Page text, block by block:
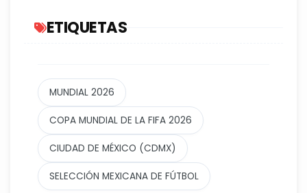
ETIQUETAS
MUNDIAL 2026
COPA MUNDIAL DE LA FIFA 2026
CIUDAD DE MÉXICO (CDMX)
SELECCIÓN MEXICANA DE FÚTBOL